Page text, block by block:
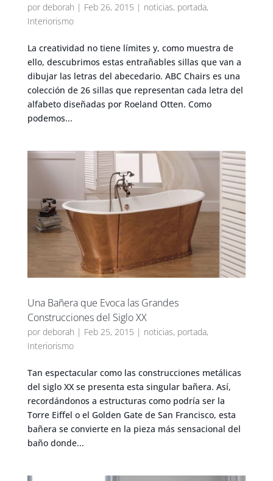
por deborah | Feb 26, 2015 | noticias, portada,
Interiorismo
La creatividad no tiene límites y, como muestra de
ello, descubrimos estas entrañables sillas que van a
dibujar las letras del abecedario. ABC Chairs es una
colección de 26 sillas que representan cada letra del
alfabeto diseñadas por Roeland Otten. Como
podemos...
Una Bañera que Evoca las Grandes
Construcciones del Siglo XX
por deborah | Feb 25, 2015 | noticias, portada,
Interiorismo
Tan espectacular como las construcciones metálicas
del siglo XX se presenta esta singular bañera. Así,
recordándonos a estructuras como podría ser la
Torre Eiffel o el Golden Gate de San Francisco, esta
bañera se convierte en la pieza más sensacional del
baño donde...